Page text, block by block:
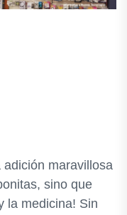
maravillosa
sino que
la medicina! Sin